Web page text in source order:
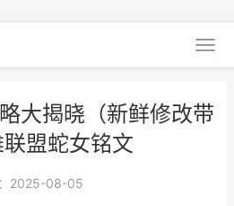
大揭晓（新鲜修改带
盟蛇女铭文
2025-08-05